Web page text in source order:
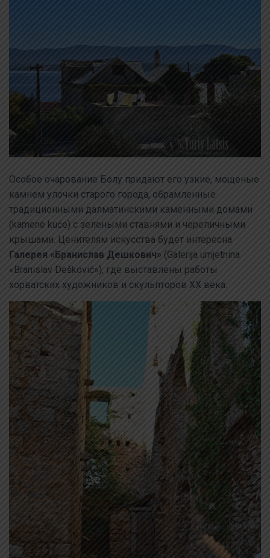
Особое очарование Болу придают его узкие, мощеные
камнем улочки старого города, обрамленные
традиционными далматинскими каменными домами
(kamene kuće) с зелеными ставнями и черепичными
крышами. Ценителям искусства будет интересна
Галерея «Бранислав Дешкович» (Galerija umjetnina
«Branislav Dešković»), где выставлены работы
хорватских художников и скульпторов XX века.